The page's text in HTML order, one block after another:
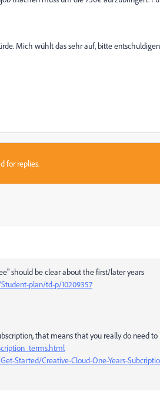
Mich wühlt das sehr auf, bitte
for replies.
should be clear about the first/later years
plan/td-p/10209357
that means that you really do need to
Started/Creative-Cloud-One-Years-